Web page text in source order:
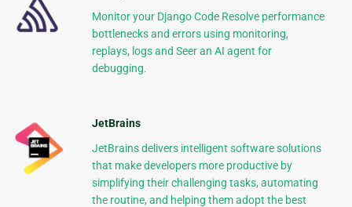
Monitor your Django Code Resolve performance
bottlenecks and errors using monitoring,
replays, logs and Seer an AI agent for
debugging.
JetBrains
JetBrains delivers intelligent software solutions
that make developers more productive by
simplifying their challenging tasks, automating
the routine, and helping them adopt the best